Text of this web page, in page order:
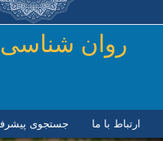
رفتن به محتوای
روان
ارتباط با ما جستجوی